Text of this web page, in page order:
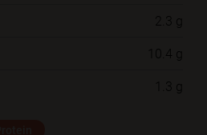
2.3 g
10.4 g
1.3 g